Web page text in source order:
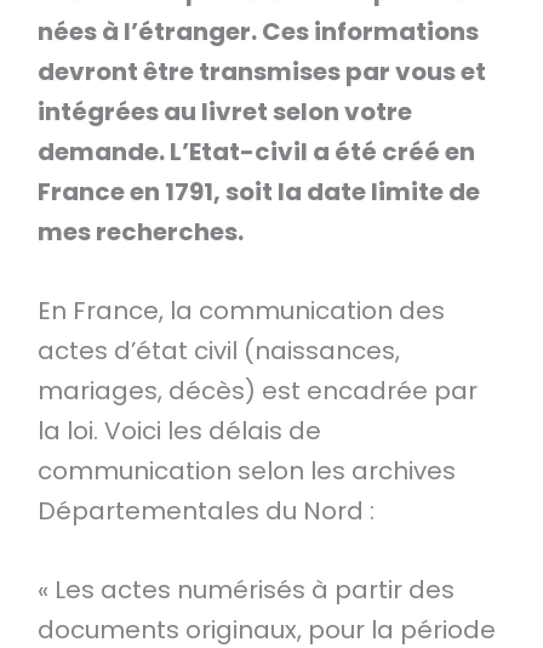
nées à l’étranger. Ces informations
devront être transmises par vous et
intégrées au livret selon votre
demande. L’Etat-civil a été créé en
France en 1791, soit la date limite de
mes recherches.
En France, la communication des
actes d’état civil (naissances,
mariages, décès) est encadrée par
la loi. Voici les délais de
communication selon les archives
Départementales du Nord :
« Les actes numérisés à partir des
documents originaux, pour la période